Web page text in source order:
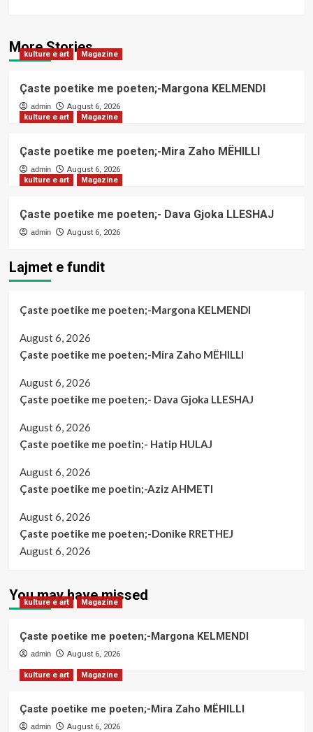
More Stories
kulture e art Magazine
Çaste poetike me poeten;-Margona KELMENDI
admin
August 6, 2026
kulture e art
Magazine
Çaste poetike me poeten;-Mira Zaho MËHILLI
admin
August 6, 2026
kulture e art
Magazine
Çaste poetike me poeten;- Dava Gjoka LLESHAJ
admin August 6, 2026
Lajmet e fundit
Çaste poetike me poeten;-Margona KELMENDI
August 6, 2026
Çaste poetike me poeten;-Mira Zaho MËHILLI
August 6, 2026
Çaste poetike me poeten;- Dava Gjoka LLESHAJ
August 6, 2026
Çaste poetike me poetin;- Hatip HULAJ
August 6, 2026
Çaste poetike me poetin;-Aziz AHMETI
August 6, 2026
Çaste poetike me poeten;-Donike RRETHEJ
August 6, 2026
You may have missed
kulture e art Magazine
Çaste poetike me poeten;-Margona KELMENDI
admin August 6, 2026
kulture e art Magazine
Çaste poetike me poeten;-Mira Zaho MËHILLI
admin August 6, 2026